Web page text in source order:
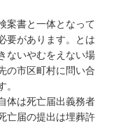
案書と一体となって
要があります。とは
ないやむをえない場
の市区町村に問い合
体は死亡届出義務者
亡届の提出は埋葬許